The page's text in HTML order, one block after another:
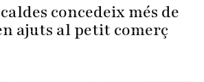
concedeix més de
ajuts al petit comerç